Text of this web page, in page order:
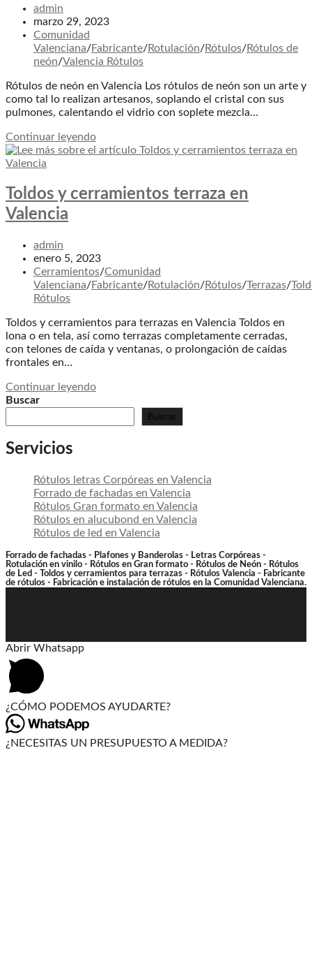
Autor
de
la
entrada:
admin
Publicación
de
la
entrada:
marzo 29, 2023
Categoría
de
la
Comunidad
Valenciana/Fabricante/Rotulación/Rótulos/Rótulos de
neón/Valencia Rótulos
Rótulos de neón en Valencia Los rótulos de neón son un arte y
como tal lo realizan artesanos, soplando el cristal con sus
pulmones, calentando el vidrio con soplete mezcla…
Continuar leyendoRótulos
de
Valencia
Toldos y cerramientos terraza en
Valencia
Autor
de
la
entrada:
admin
Publicación
de
la
entrada:
enero 5, 2023
Categoría
de
la
Cerramientos/Comunidad
Valenciana/Fabricante/Rotulación/Rótulos/Terrazas/
Rótulos
Toldos y cerramientos para terrazas en Valencia Toldos en
lona o en tela, así como terrazas completamente cerradas,
con telones de caída y ventanas, o prolongación de caídas
frontales en…
Continuar leyendoToldos
cerramientos
terraza
Buscar
Buscar
Servicios
Rótulos letras Corpóreas en Valencia
Forrado de fachadas en Valencia
Rótulos Gran formato en Valencia
Rótulos en alucubond en Valencia
Rótulos de led en Valencia
Forrado de fachadas - Plafones y Banderolas - Letras Corpóreas -
Rotulación en vinilo - Rótulos en Gran formato - Rótulos de Neón - Rótulos
de Led - Toldos y cerramientos para terrazas - Rótulos Valencia - Fabricante
de rótulos - Fabricación e instalación de rótulos en la Comunidad Valenciana.
Abrir Whatsapp
¿CÓMO PODEMOS AYUDARTE?
¿NECESITAS UN PRESUPUESTO A MEDIDA?